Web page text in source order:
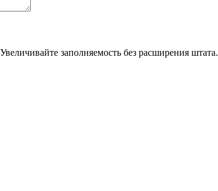
заполняемость без расширения штата.